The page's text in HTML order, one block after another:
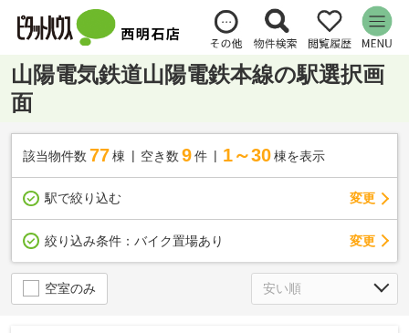
山陽電気鉄道山陽電鉄本線の駅選択画
面
該当物件数 77棟 空き数 9 件 1～30 棟を表示
駅で絞り込む 変更
絞り込み条件： バイク置場あり 変更
空室のみ